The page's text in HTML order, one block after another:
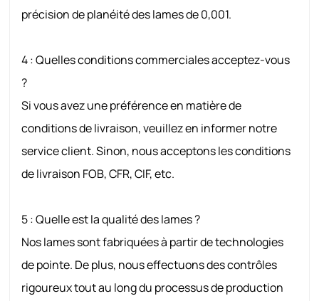
précision de planéité des lames de 0,001.
4 : Quelles conditions commerciales acceptez-vous
?
Si vous avez une préférence en matière de
conditions de livraison, veuillez en informer notre
service client. Sinon, nous acceptons les conditions
de livraison FOB, CFR, CIF, etc.
5 : Quelle est la qualité des lames ?
Nos lames sont fabriquées à partir de technologies
de pointe. De plus, nous effectuons des contrôles
rigoureux tout au long du processus de production